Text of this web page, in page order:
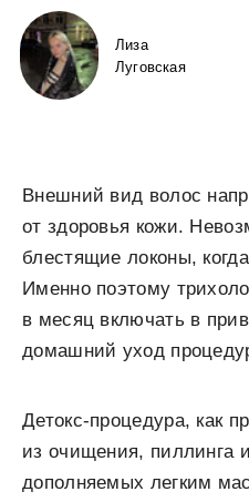
Лиза
Луговская
Внешний вид волос
от здоровья кожи.
блестящие локоны,
Именно поэтому
в месяц включать в
домашний уход
Детокс-процедура, как
из очищения, пиллинга
дополняемых легким